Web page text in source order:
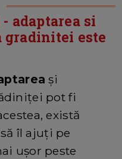
adaptarea si
gradinitei este
și
pot fi
există
îl ajuți pe
ușor peste